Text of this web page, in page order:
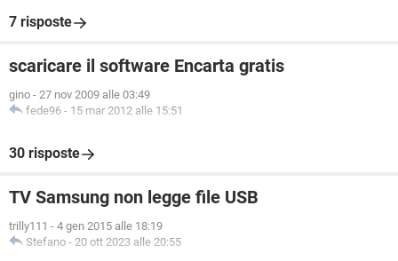
7 risposte
scaricare il software Encarta gratis
gino - 27 nov 2009 alle 03:49
fede96 - 15 mar 2012 alle 15:51
30 risposte
TV Samsung non legge file USB
trilly111 - 4 gen 2015 alle 18:19
Stefano - 20 ott 2023 alle 20:55